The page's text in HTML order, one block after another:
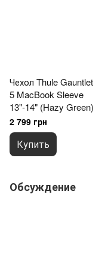
Чехол Thule Gauntlet
5 MacBook Sleeve
13"‑14" (Hazy Green)
2 799 грн
Купить
Обсуждение